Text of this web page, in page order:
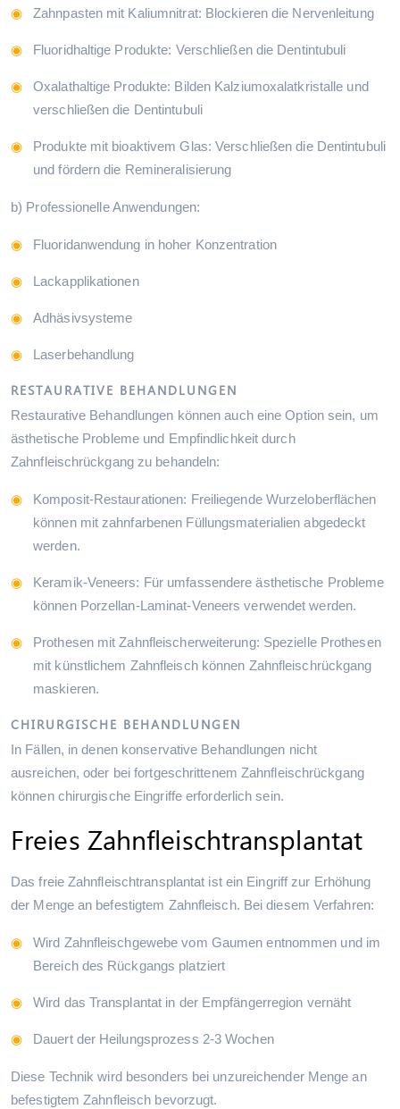
Zahnpasten mit Kaliumnitrat: Blockieren die Nervenleitung
Fluoridhaltige Produkte: Verschließen die Dentintubuli
Oxalathaltige Produkte: Bilden Kalziumoxalatkristalle und
verschließen die Dentintubuli
Produkte mit bioaktivem Glas: Verschließen die Dentintubuli
und fördern die Remineralisierung
b) Professionelle Anwendungen:
Fluoridanwendung in hoher Konzentration
Lackapplikationen
Adhäsivsysteme
Laserbehandlung
RESTAURATIVE BEHANDLUNGEN
Restaurative Behandlungen können auch eine Option sein, um
ästhetische Probleme und Empfindlichkeit durch
Zahnfleischrückgang zu behandeln:
Komposit-Restaurationen: Freiliegende Wurzeloberflächen
können mit zahnfarbenen Füllungsmaterialien abgedeckt
werden.
Keramik-Veneers: Für umfassendere ästhetische Probleme
können Porzellan-Laminat-Veneers verwendet werden.
Prothesen mit Zahnfleischerweiterung: Spezielle Prothesen
mit künstlichem Zahnfleisch können Zahnfleischrückgang
maskieren.
CHIRURGISCHE BEHANDLUNGEN
In Fällen, in denen konservative Behandlungen nicht
ausreichen, oder bei fortgeschrittenem Zahnfleischrückgang
können chirurgische Eingriffe erforderlich sein.
Freies Zahnfleischtransplantat
Das freie Zahnfleischtransplantat ist ein Eingriff zur Erhöhung
der Menge an befestigtem Zahnfleisch. Bei diesem Verfahren:
Wird Zahnfleischgewebe vom Gaumen entnommen und im
Bereich des Rückgangs platziert
Wird das Transplantat in der Empfängerregion vernäht
Dauert der Heilungsprozess 2-3 Wochen
Diese Technik wird besonders bei unzureichender Menge an
befestigtem Zahnfleisch bevorzugt.